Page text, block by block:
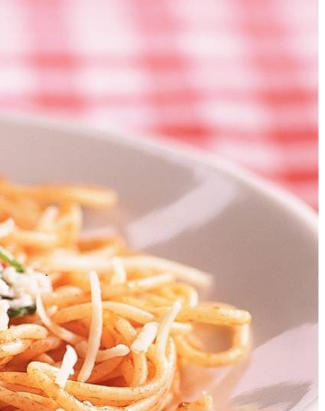
brengen met zout. In steelpan pastasaus verhitten en door